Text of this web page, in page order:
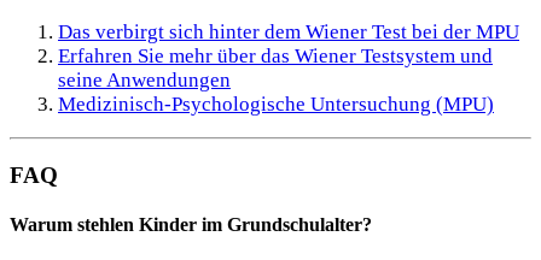
Das verbirgt sich hinter dem Wiener Test bei der MPU
Erfahren Sie mehr über das Wiener Testsystem und
seine Anwendungen
Medizinisch-Psychologische Untersuchung (MPU)
FAQ
Warum stehlen Kinder im Grundschulalter?